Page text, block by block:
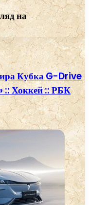
на
Кубка G-Drive
:: Хоккей :: РБК